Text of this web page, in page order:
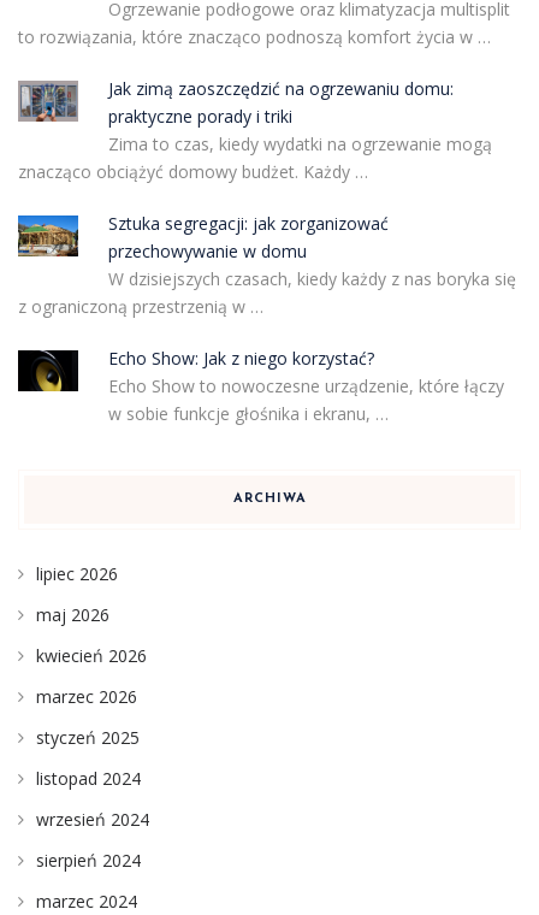
Ogrzewanie podłogowe oraz klimatyzacja multisplit
to rozwiązania, które znacząco podnoszą komfort życia w …
Jak zimą zaoszczędzić na ogrzewaniu domu:
praktyczne porady i triki
Zima to czas, kiedy wydatki na ogrzewanie mogą
znacząco obciążyć domowy budżet. Każdy …
Sztuka segregacji: jak zorganizować
przechowywanie w domu
W dzisiejszych czasach, kiedy każdy z nas boryka się
z ograniczoną przestrzenią w …
Echo Show: Jak z niego korzystać?
Echo Show to nowoczesne urządzenie, które łączy
w sobie funkcje głośnika i ekranu, …
ARCHIWA
lipiec 2026
maj 2026
kwiecień 2026
marzec 2026
styczeń 2025
listopad 2024
wrzesień 2024
sierpień 2024
marzec 2024